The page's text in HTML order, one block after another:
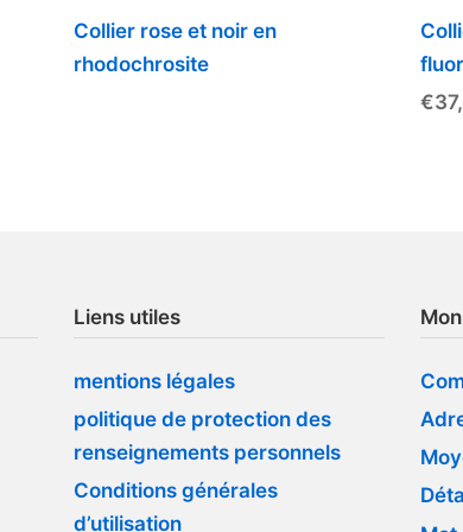
Collier rose et noir en
rhodochrosite
€
Liens utiles
mentions légales
politique de protection des
renseignements personnels
Conditions générales
d’utilisation